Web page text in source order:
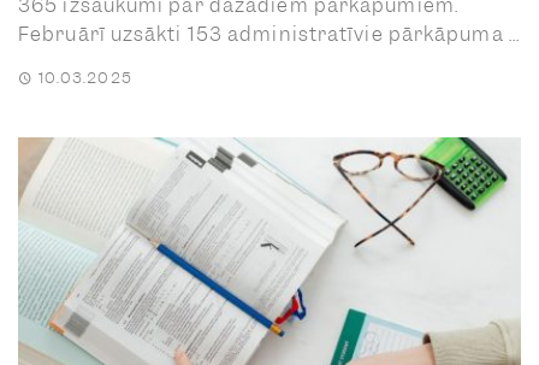
365 izsaukumi par dažādiem pārkāpumiem.
Februārī uzsākti 153 administratīvie pārkāpuma ...
10.03.2025